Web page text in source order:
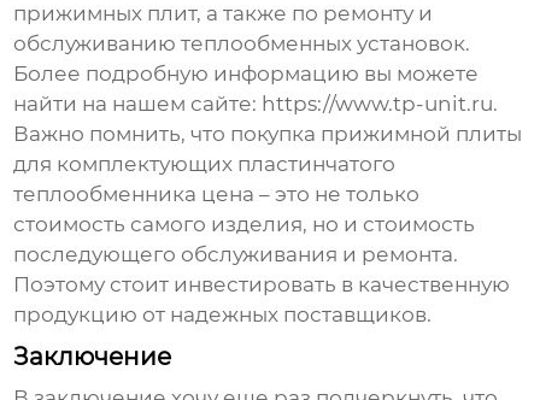
прижимных плит, а также по ремонту и
обслуживанию теплообменных установок.
Более подробную информацию вы можете
найти на нашем сайте: https://www.tp-unit.ru.
Важно помнить, что покупка прижимной плиты
для комплектующих пластинчатого
теплообменника цена – это не только
стоимость самого изделия, но и стоимость
последующего обслуживания и ремонта.
Поэтому стоит инвестировать в качественную
продукцию от надежных поставщиков.
Заключение